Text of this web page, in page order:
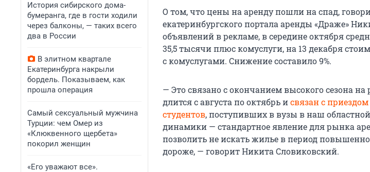
История сибирского дома-
бумеранга, где в гости ходили
через балконы, — таких всего
два в России
В элитном квартале
Екатеринбурга накрыли
бордель. Показываем, как
прошла операция
Самый сексуальный мужчина
Турции: чем Омер из
«Клюквенного щербета»
покорил женщин
«Его уважают все».
О том, что цены на аренду пошли на спад,
екатеринбургского портала аренды «Драже»
объявлений в рекламе, в середине октября
35,5 тысячи плюс комуслуги, на 13 декабря
с комуслугами. Снижение составило 9%.
— Это связано с окончанием высокого сезона
длится с августа по октябрь исвязан с
студентов, поступивших в вузы в наш
динамики — стандартное явление для рынка
позволить не искать жилье в период
дороже, — говорит Никита Словиковский.